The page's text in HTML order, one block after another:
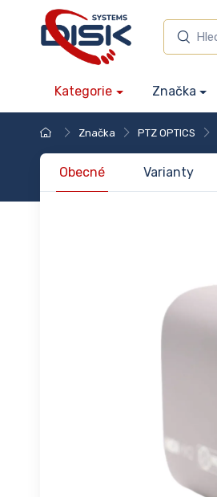
Kategorie Značka
Značka PTZ OPTICS
Obecné Varianty